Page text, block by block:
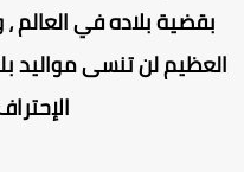
بقضية بلاده في العالم ،
لن تنسى مواليد